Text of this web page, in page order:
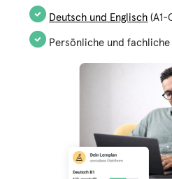
Deutsch und Englisch (A1-
Persönliche und